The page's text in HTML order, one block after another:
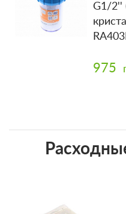
G1/2''
975